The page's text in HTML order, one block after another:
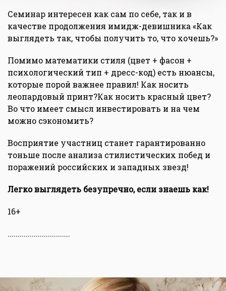
Семинар интересен как сам по себе, так и в
качестве продолжения имидж-девишника «Как
выглядеть так, чтобы получить то, что хочешь?»
Помимо математики стиля (цвет + фасон +
психологический тип + дресс-код) есть нюансы,
которые порой важнее правил! Как носить
леопардовый принт?Как носить красный цвет?
Во что имеет смысл инвестировать и на чем
можно сэкономить?
Восприятие участниц станет гарантированно
тоньше после анализа стилистических побед и
поражений российских и западных звезд!
Легко выглядеть безупречно, если знаешь как!
16+
...............................